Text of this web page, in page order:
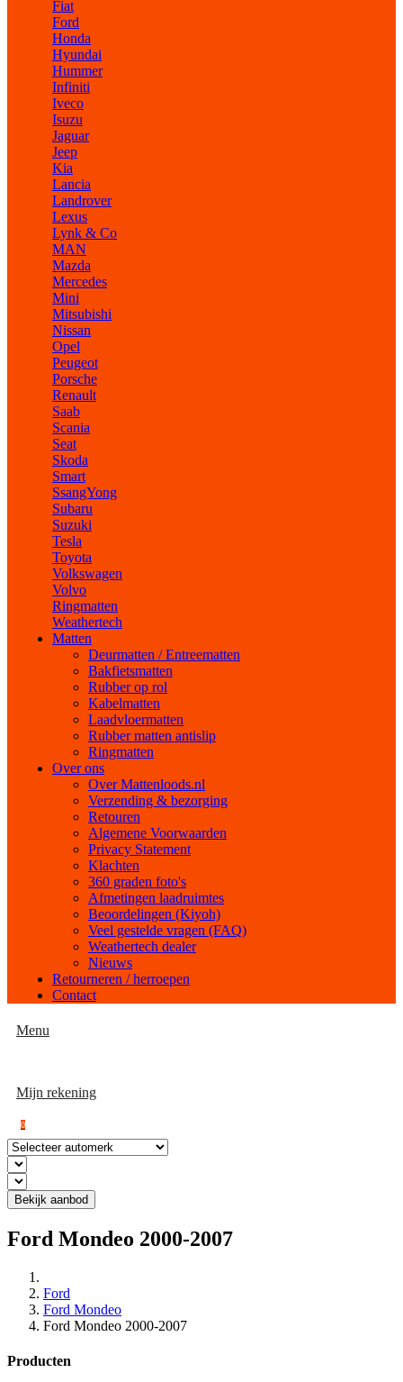
Fiat
Ford
Honda
Hyundai
Hummer
Infiniti
Iveco
Isuzu
Jaguar
Jeep
Kia
Lancia
Landrover
Lexus
Lynk & Co
MAN
Mazda
Mercedes
Mini
Mitsubishi
Nissan
Opel
Peugeot
Porsche
Renault
Saab
Scania
Seat
Skoda
Smart
SsangYong
Subaru
Suzuki
Tesla
Toyota
Volkswagen
Volvo
Ringmatten
Weathertech
Matten
Deurmatten / Entreematten
Bakfietsmatten
Rubber op rol
Kabelmatten
Laadvloermatten
Rubber matten antislip
Ringmatten
Over ons
Over Mattenloods.nl
Verzending & bezorging
Retouren
Algemene Voorwaarden
Privacy Statement
Klachten
360 graden foto's
Afmetingen laadruimtes
Beoordelingen (Kiyoh)
Veel gestelde vragen (FAQ)
Weathertech dealer
Nieuws
Retourneren / herroepen
Contact
Menu
Mijn rekening
0
Bekijk aanbod
Ford Mondeo 2000-2007
Ford
Ford Mondeo
Ford Mondeo 2000-2007
Producten